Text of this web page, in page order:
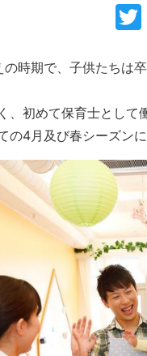
時期で、子供たちは
、初めて保育士として
の4月及び春シーズン